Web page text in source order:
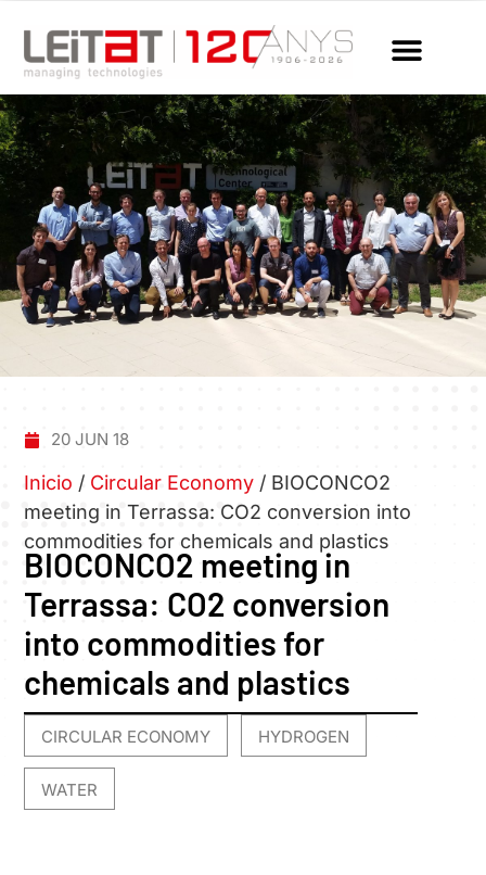
20 JUN 18
Inicio / Circular Economy / BIOCONCO2
meeting in Terrassa: CO2 conversion into
commodities for chemicals and plastics
BIOCONCO2 meeting in
Terrassa: CO2 conversion
into commodities for
chemicals and plastics
CIRCULAR ECONOMY HYDROGEN
WATER